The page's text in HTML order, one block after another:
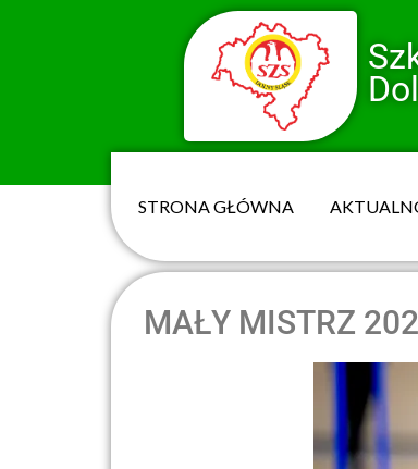
STRONA GŁÓWNA
MAŁY MISTRZ